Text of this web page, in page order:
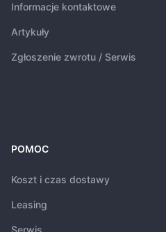
Informacje kontaktowe
Artykuły
Zgłoszenie zwrotu / Serwis
POMOC
Koszt i czas dostawy
Leasing
Serwis